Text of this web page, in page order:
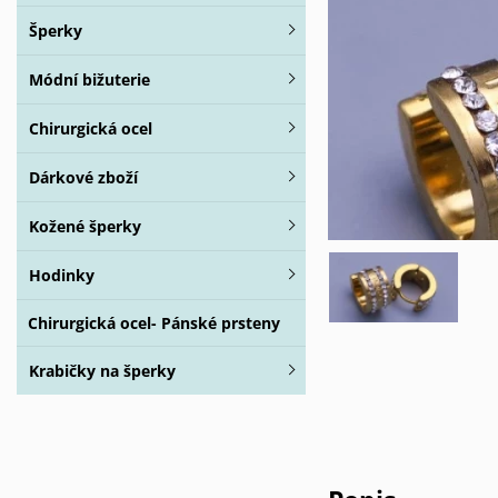
Šperky
Módní bižuterie
Chirurgická ocel
Dárkové zboží
Kožené šperky
Hodinky
Chirurgická ocel- Pánské prsteny
Krabičky na šperky